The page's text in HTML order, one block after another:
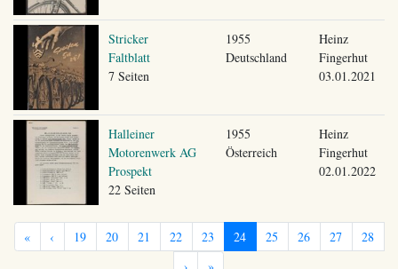
Stricker
Faltblatt
7 Seiten
1955
Deutschland
Heinz
Fingerhut
03.01.2021
Halleiner
Motorenwerk AG
Prospekt
22 Seiten
1955
Österreich
Heinz
Fingerhut
02.01.2022
« ‹ 19 20 21 22 23 24 25 26 27
28
›
»